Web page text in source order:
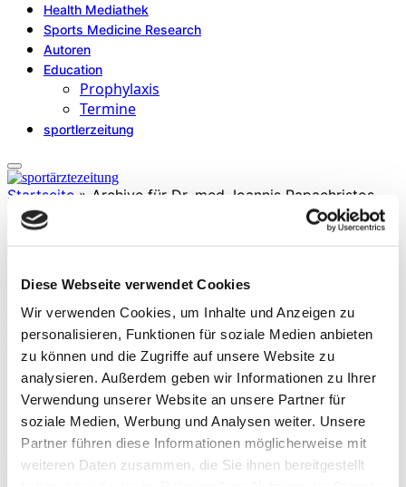
Diese Webseite verwendet Cookies
Wir verwenden Cookies, um Inhalte und Anzeigen zu
personalisieren, Funktionen für soziale Medien anbieten
zu können und die Zugriffe auf unsere Website zu
analysieren. Außerdem geben wir Informationen zu Ihrer
Verwendung unserer Website an unsere Partner für
soziale Medien, Werbung und Analysen weiter. Unsere
Partner führen diese Informationen möglicherweise mit
weiteren Daten zusammen, die Sie ihnen bereitgestellt
Health Mediathek
Sports Medicine Research
Autoren
Education
Prophylaxis
Termine
sportlerzeitung
Startseite » Archive für Dr. med. Ioannis Papachristos
Dr. med. Ioannis Papachristos
ist Facharzt für Orthopädie und Unfallchirurgie. Er ist Oberarzt an
der Klinik für Wirbelsäulenorthopädie und rekonstruktive
Orthopädie, Sana Klinikum Offenbach.
Beiträge